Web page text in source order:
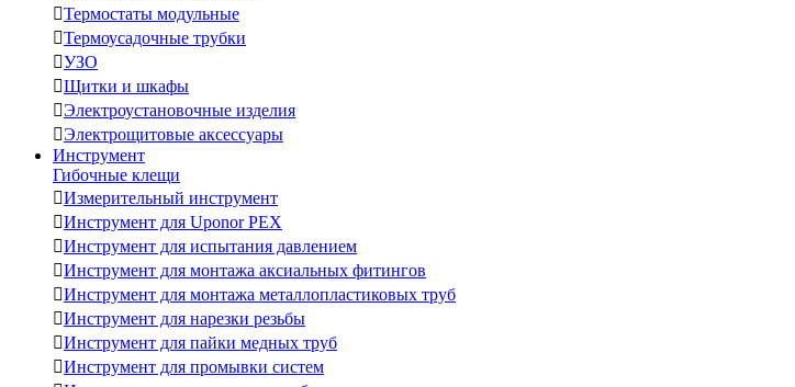
Термостаты модульные
Термоусадочные трубки
УЗО
Щитки и шкафы
Электроустановочные изделия
Электрощитовые аксессуары
Инструмент
Гибочные клещи
Измерительный инструмент
Инструмент для Uponor PEX
Инструмент для испытания давлением
Инструмент для монтажа аксиальных фитингов
Инструмент для монтажа металлопластиковых труб
Инструмент для нарезки резьбы
Инструмент для пайки медных труб
Инструмент для промывки систем